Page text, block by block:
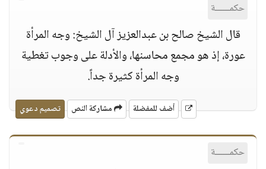
حكمــــــة
قال الشيخ صالح بن عبدالعزيز آل الشيخ: وجه المرأة
عورة، إذ هو مجمع محاسنها، والأدلة على وجوب تغطية
وجه المرأة كثيرة جداً.
أضف للمفضلة مشاركة النص تصميم دعوي
حكمــــــة